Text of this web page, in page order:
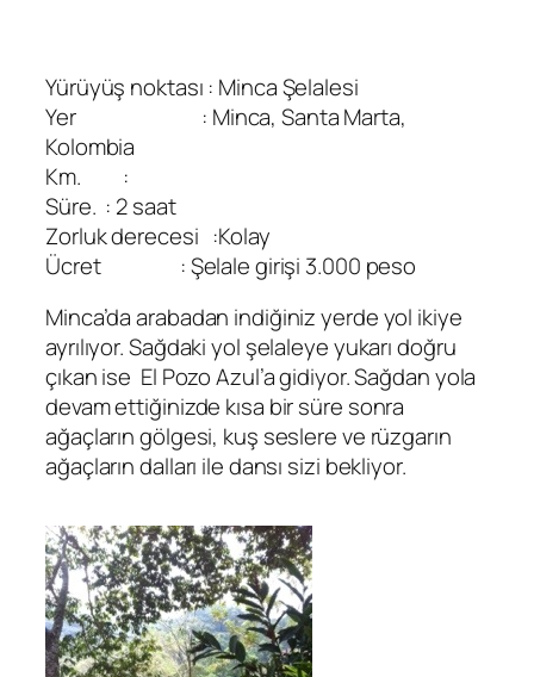
Yürüyüş noktası : Minca Şelalesi
Yer : Minca, Santa Marta,
Kolombia
Km. :
Süre. : 2 saat
Zorluk derecesi :Kolay
Ücret : Şelale girişi 3.000 peso
Minca’da arabadan indiğiniz yerde yol ikiye
ayrılıyor. Sağdaki yol şelaleye yukarı doğru
çıkan ise El Pozo Azul’a gidiyor. Sağdan yola
devam ettiğinizde kısa bir süre sonra
ağaçların gölgesi, kuş seslere ve rüzgarın
ağaçların dalları ile dansı sizi bekliyor.